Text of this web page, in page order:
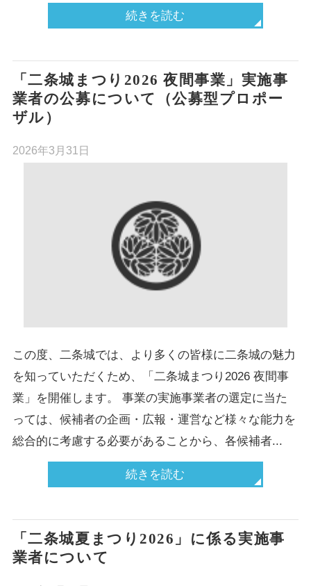
続きを読む
「二条城まつり2026 夜間事業」実施事
業者の公募について（公募型プロポー
ザル）
2026年3月31日
この度、二条城では、より多くの皆様に二条城の魅力
を知っていただくため、「二条城まつり2026 夜間事
業」を開催します。 事業の実施事業者の選定に当た
っては、候補者の企画・広報・運営など様々な能力を
総合的に考慮する必要があることから、各候補者...
続きを読む
「二条城夏まつり2026」に係る実施事
業者について